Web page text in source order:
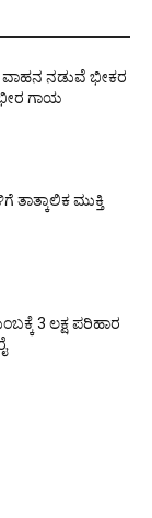
ವಾಹನ ನಡುವೆ ಭೀಕರ
ಗಾಯ
ಮುಕ್ತಿ
3 ಲಕ್ಷ ಪರಿಹಾರ